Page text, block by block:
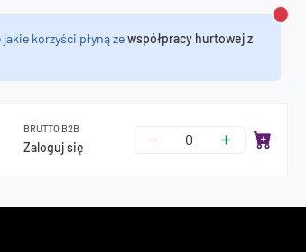
korzyści płyną zewspółpracy hurtowej z
BRUTTO B2B
Zaloguj się